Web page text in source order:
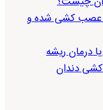
عصب کشی شده و
درمان ریشه
دندان